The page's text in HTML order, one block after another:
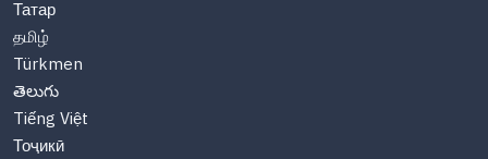
Татар
தமிழ்
Türkmen
తెలుగు
Tiếng Việt
Тоҷикӣ